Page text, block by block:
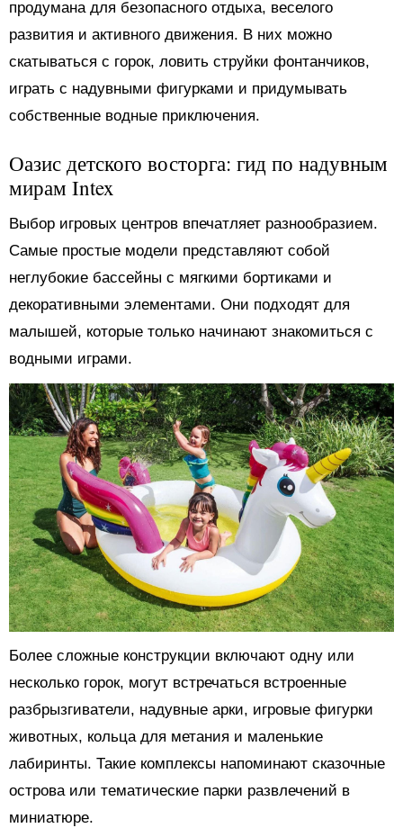
продумана для безопасного отдыха, веселого
развития и активного движения. В них можно
скатываться с горок, ловить струйки фонтанчиков,
играть с надувными фигурками и придумывать
собственные водные приключения.
Оазис детского восторга: гид по надувным
мирам Intex
Выбор игровых центров впечатляет разнообразием.
Самые простые модели представляют собой
неглубокие бассейны с мягкими бортиками и
декоративными элементами. Они подходят для
малышей, которые только начинают знакомиться с
водными играми.
Более сложные конструкции включают одну или
несколько горок, могут встречаться встроенные
разбрызгиватели, надувные арки, игровые фигурки
животных, кольца для метания и маленькие
лабиринты. Такие комплексы напоминают сказочные
острова или тематические парки развлечений в
миниатюре.